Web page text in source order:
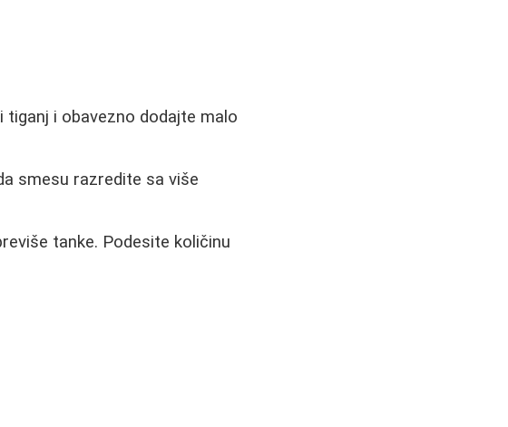
i obavezno dodajte malo
smesu razredite sa više
tanke. Podesite količinu